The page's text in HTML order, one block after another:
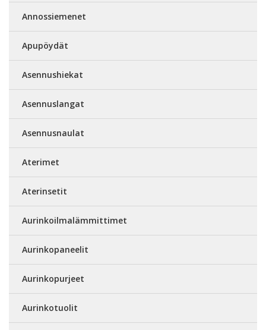
Annossiemenet
Apupöydät
Asennushiekat
Asennuslangat
Asennusnaulat
Aterimet
Aterinsetit
Aurinkoilmalämmittimet
Aurinkopaneelit
Aurinkopurjeet
Aurinkotuolit